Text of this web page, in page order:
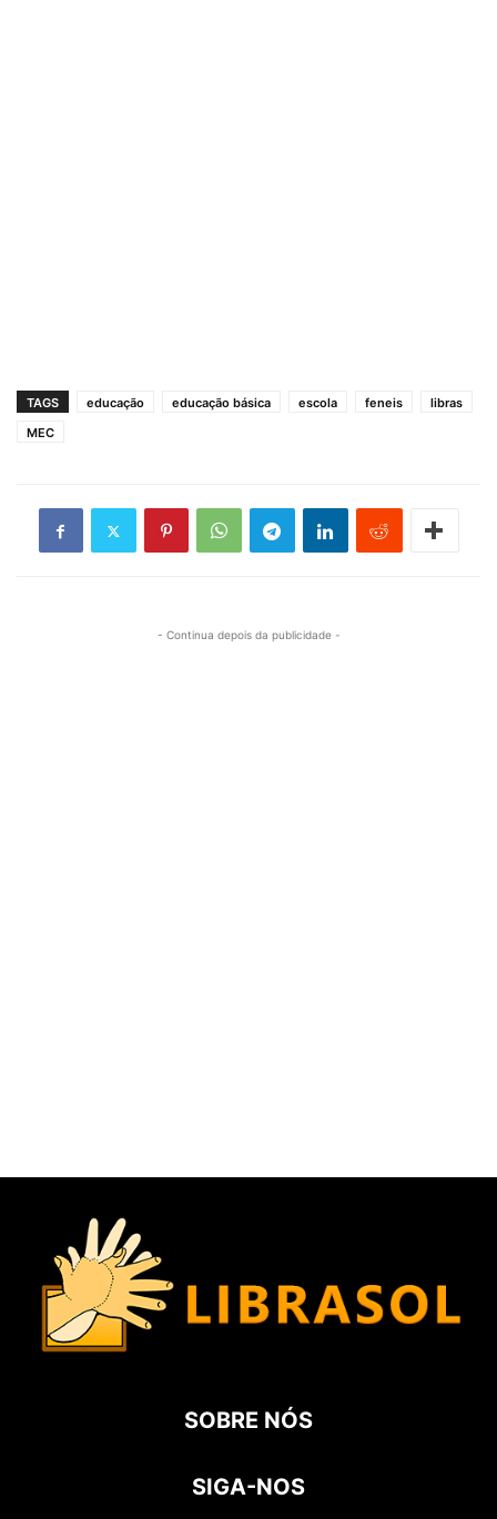
TAGS educação educação básica escola feneis
libras
MEC
- Continua depois da publicidade -
SOBRE NÓS
SIGA-NOS